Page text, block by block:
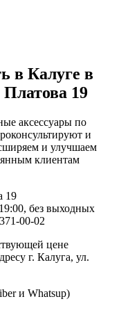
в Калуге в
19
аксессуары по
и
и улучшаем
клиентам
19
без выходных
00-02
цене
г. Калуга, ул.
и Whatsup)